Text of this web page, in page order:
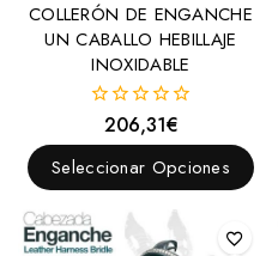
COLLERÓN DE ENGANCHE
UN CABALLO HEBILLAJE
INOXIDABLE
fuera
de
5
206,31€
Seleccionar Opciones
Sprenger
Ganchos Alacrán
Trabalenguas
Bozales y Baberos
Cabezadas
Menorquinas